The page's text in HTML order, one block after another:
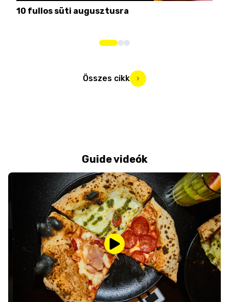
10 fullos süti augusztusra
Összes cikk
Guide videók